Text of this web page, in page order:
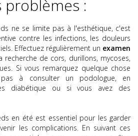
problèmes :
ne se limite pas à l'esthétique, c'est
contre les infections, les douleurs
Effectuez régulièrement un examen
de cors, durillons, mycoses,
Si vous remarquez quelque chose
pas à consulter un podologue, en
diabétique ou si vous avez des
en été est essentiel pour les garder
les complications. En suivant ces